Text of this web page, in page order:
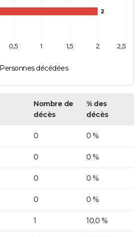
2
Personnes décédées
0,5 1 1,5 2 2,5
Nombre de
décès
% des
décès
0 0 %
0 0 %
0 0 %
0 0 %
1 10,0 %